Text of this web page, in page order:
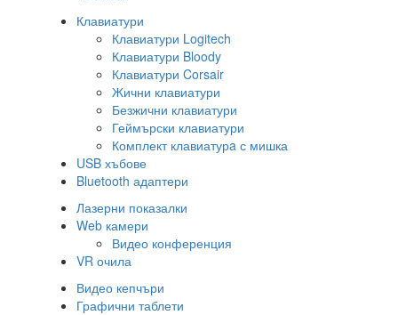
Клавиатури
Клавиатури Logitech
Клавиатури Bloody
Клавиатури Corsair
Жични клавиатури
Безжични клавиатури
Геймърски клавиатури
Комплект клавиатурa с мишка
USB хъбове
Bluetooth адаптери
Лазерни показалки
Web камери
Видео конференция
VR очила
Видео кепчъри
Графични таблети